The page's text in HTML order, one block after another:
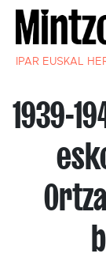
IPAR EUSKAL
1939-